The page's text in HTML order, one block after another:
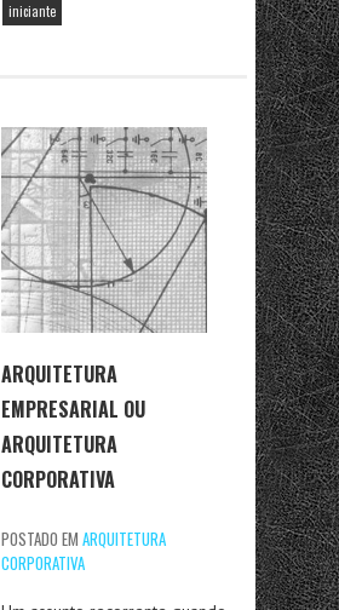
iniciante
ARQUITETURA
EMPRESARIAL OU
ARQUITETURA
CORPORATIVA
POSTADO EM ARQUITETURA
CORPORATIVA